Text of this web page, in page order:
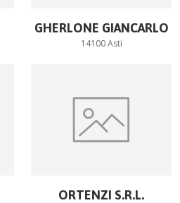
GHERLONE GIANCARLO
14100 Asti
ORTENZI S.R.L.